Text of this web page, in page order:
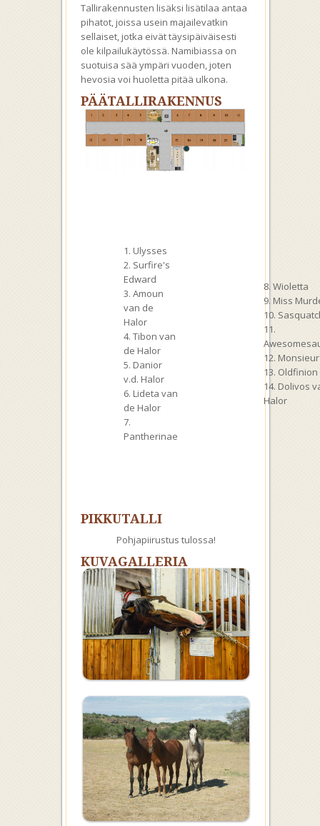
Tallirakennusten lisäksi lisätilaa antaa
pihatot, joissa usein majailevatkin
sellaiset, jotka eivät täysipäiväisesti
ole kilpailukäytössä. Namibiassa on
suotuisa sää ympäri vuoden, joten
hevosia voi huoletta pitää ulkona.
PÄÄTALLIRAKENNUS
1. Ulysses
2. Surfire's
Edward
3. Amoun
van de
Halor
4. Tibon van
de Halor
5. Danior
v.d. Halor
6. Lideta van
de Halor
7.
Pantherinae
8. Wioletta
9. Miss
10.
11.
12.
13.
14. Dolivos
Halor
PIKKUTALLI
Pohjapiirustus tulossa!
KUVAGALLERIA